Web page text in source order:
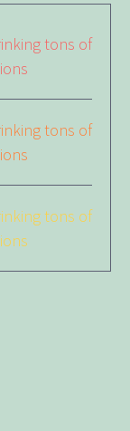
tons of
tons of
tons of